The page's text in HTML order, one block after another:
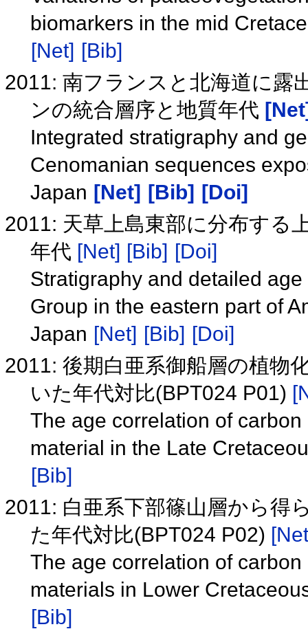
biomarkers in the mid
[Net] [Bib]
2011: 南フランスと北海道に露
ンの統合層序と地質年代
Integrated stratigraphy and
Cenomanian sequences
Japan [Net] [Bib] [Doi]
2011: 天草上島東部に分布する
年代 [Net] [Bib] [Doi]
Stratigraphy and detailed
Group in the eastern part of
Japan [Net] [Bib] [Doi]
2011: 後期白亜系御船層の植物
いた年代対比(BPT024 P01)
The age correlation of
material in the Late
[Bib]
2011: 白亜系下部篠山層から得
た年代対比(BPT024 P02)
The age correlation of
materials in Lower
[Bib]